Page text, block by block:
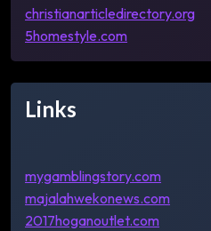
christianarticledirectory.org
5homestyle.com
Links
mygamblingstory.com
majalahwekonews.com
2017hoganoutlet.com